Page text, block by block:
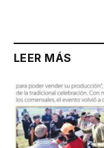
LEER MÁS